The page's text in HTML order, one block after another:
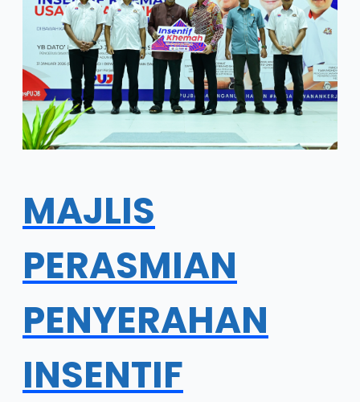
MAJLIS
PERASMIAN
PENYERAHAN
INSENTIF